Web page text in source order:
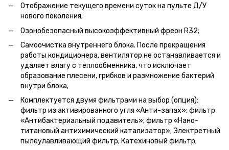
Отображение текущего времени суток на пульте Д/У
нового поколения;
Озонобезопасный высокоэффективный фреон R32;
Самоочистка внутреннего блока. После прекращения
работы кондиционера, вентилятор не останавливается и
удаляет влагу с теплообменника, что исключает
образование плесени, грибков и размножение бактерий
внутри блока;
Комплектуется двумя фильтрами на выбор (опция):
фильтр из активированного угля «Анти-запах»; фильтр
«Антибактериальный подавитель»; фильтр «Нано-
титановый антихимический катализатор»; Электретный
пылеулавливающий фильтр; Катехиновый фильтр;